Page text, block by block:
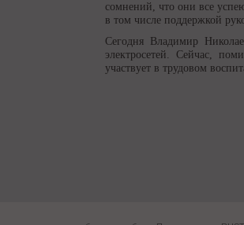
сомнений, что они все
в том числе поддержкой
Сегодня Владимир
электросетей. Сейчас,
участвует в трудовом